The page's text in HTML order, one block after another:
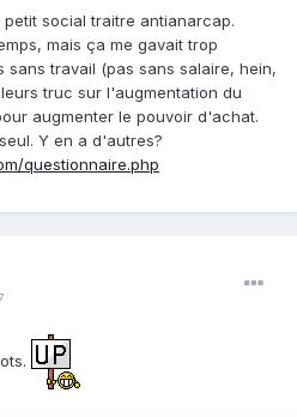
social traitre antianarcap.
mais ça me gavait trop
travail (pas sans salaire, hein,
truc sur l'augmentation du
augmenter le pouvoir d'achat.
Y en a d'autres?
questionnaire.php